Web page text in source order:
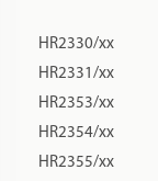
HR2330/xx
HR2331/xx
HR2353/xx
HR2354/xx
HR2355/xx